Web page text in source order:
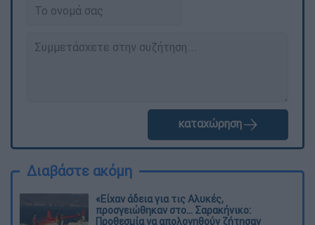
καταχώρηση
Διαβάστε ακόμη
«Είχαν άδεια για τις Αλυκές,
προσγειώθηκαν στο... Σαρακήνικο:
Προθεσμία να απολογηθούν ζήτησαν